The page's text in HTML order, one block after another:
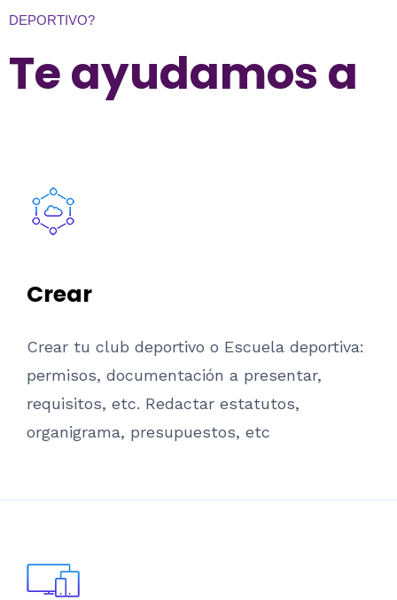
DEPORTIVO?
Te ayudamos a
Crear
Crear tu club deportivo o Escuela deportiva:
permisos, documentación a presentar,
requisitos, etc. Redactar estatutos,
organigrama, presupuestos, etc